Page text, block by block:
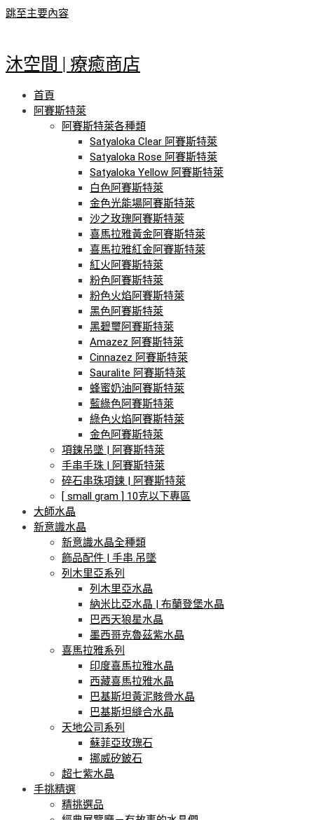
跳至主要內容
沐空間 | 療癒商店
首頁
阿賽斯特萊
阿賽斯特萊各種類
Satyaloka Clear 阿賽斯特萊
Satyaloka Rose 阿賽斯特萊
Satyaloka Yellow 阿賽斯特萊
白色阿賽斯特萊
金色光能場阿賽斯特萊
沙之玫瑰阿賽斯特萊
喜馬拉雅黃金阿賽斯特萊
喜馬拉雅紅金阿賽斯特萊
紅火阿賽斯特萊
粉色阿賽斯特萊
粉色火焰阿賽斯特萊
黑色阿賽斯特萊
黑碧璽阿賽斯特萊
Amazez 阿賽斯特萊
Cinnazez 阿賽斯特萊
Sauralite 阿賽斯特萊
蜂蜜奶油阿賽斯特萊
藍綠色阿賽斯特萊
綠色火焰阿賽斯特萊
金色阿賽斯特萊
項鍊吊墜 | 阿賽斯特萊
手串手珠 | 阿賽斯特萊
碎石串珠項鍊 | 阿賽斯特萊
[ small gram ] 10克以下專區
大師水晶
新意識水晶
新意識水晶全種類
飾品配件 | 手串.吊墜
列木里亞系列
列木里亞水晶
納米比亞水晶 | 布蘭登堡水晶
巴西天狼星水晶
墨西哥克魯茲紫水晶
喜馬拉雅系列
印度喜馬拉雅水晶
西藏喜馬拉雅水晶
巴基斯坦黃泥骸骨水晶
巴基斯坦縫合水晶
天地公司系列
蘇菲亞玫瑰石
挪威矽鈹石
超七紫水晶
手挑精選
精挑選品